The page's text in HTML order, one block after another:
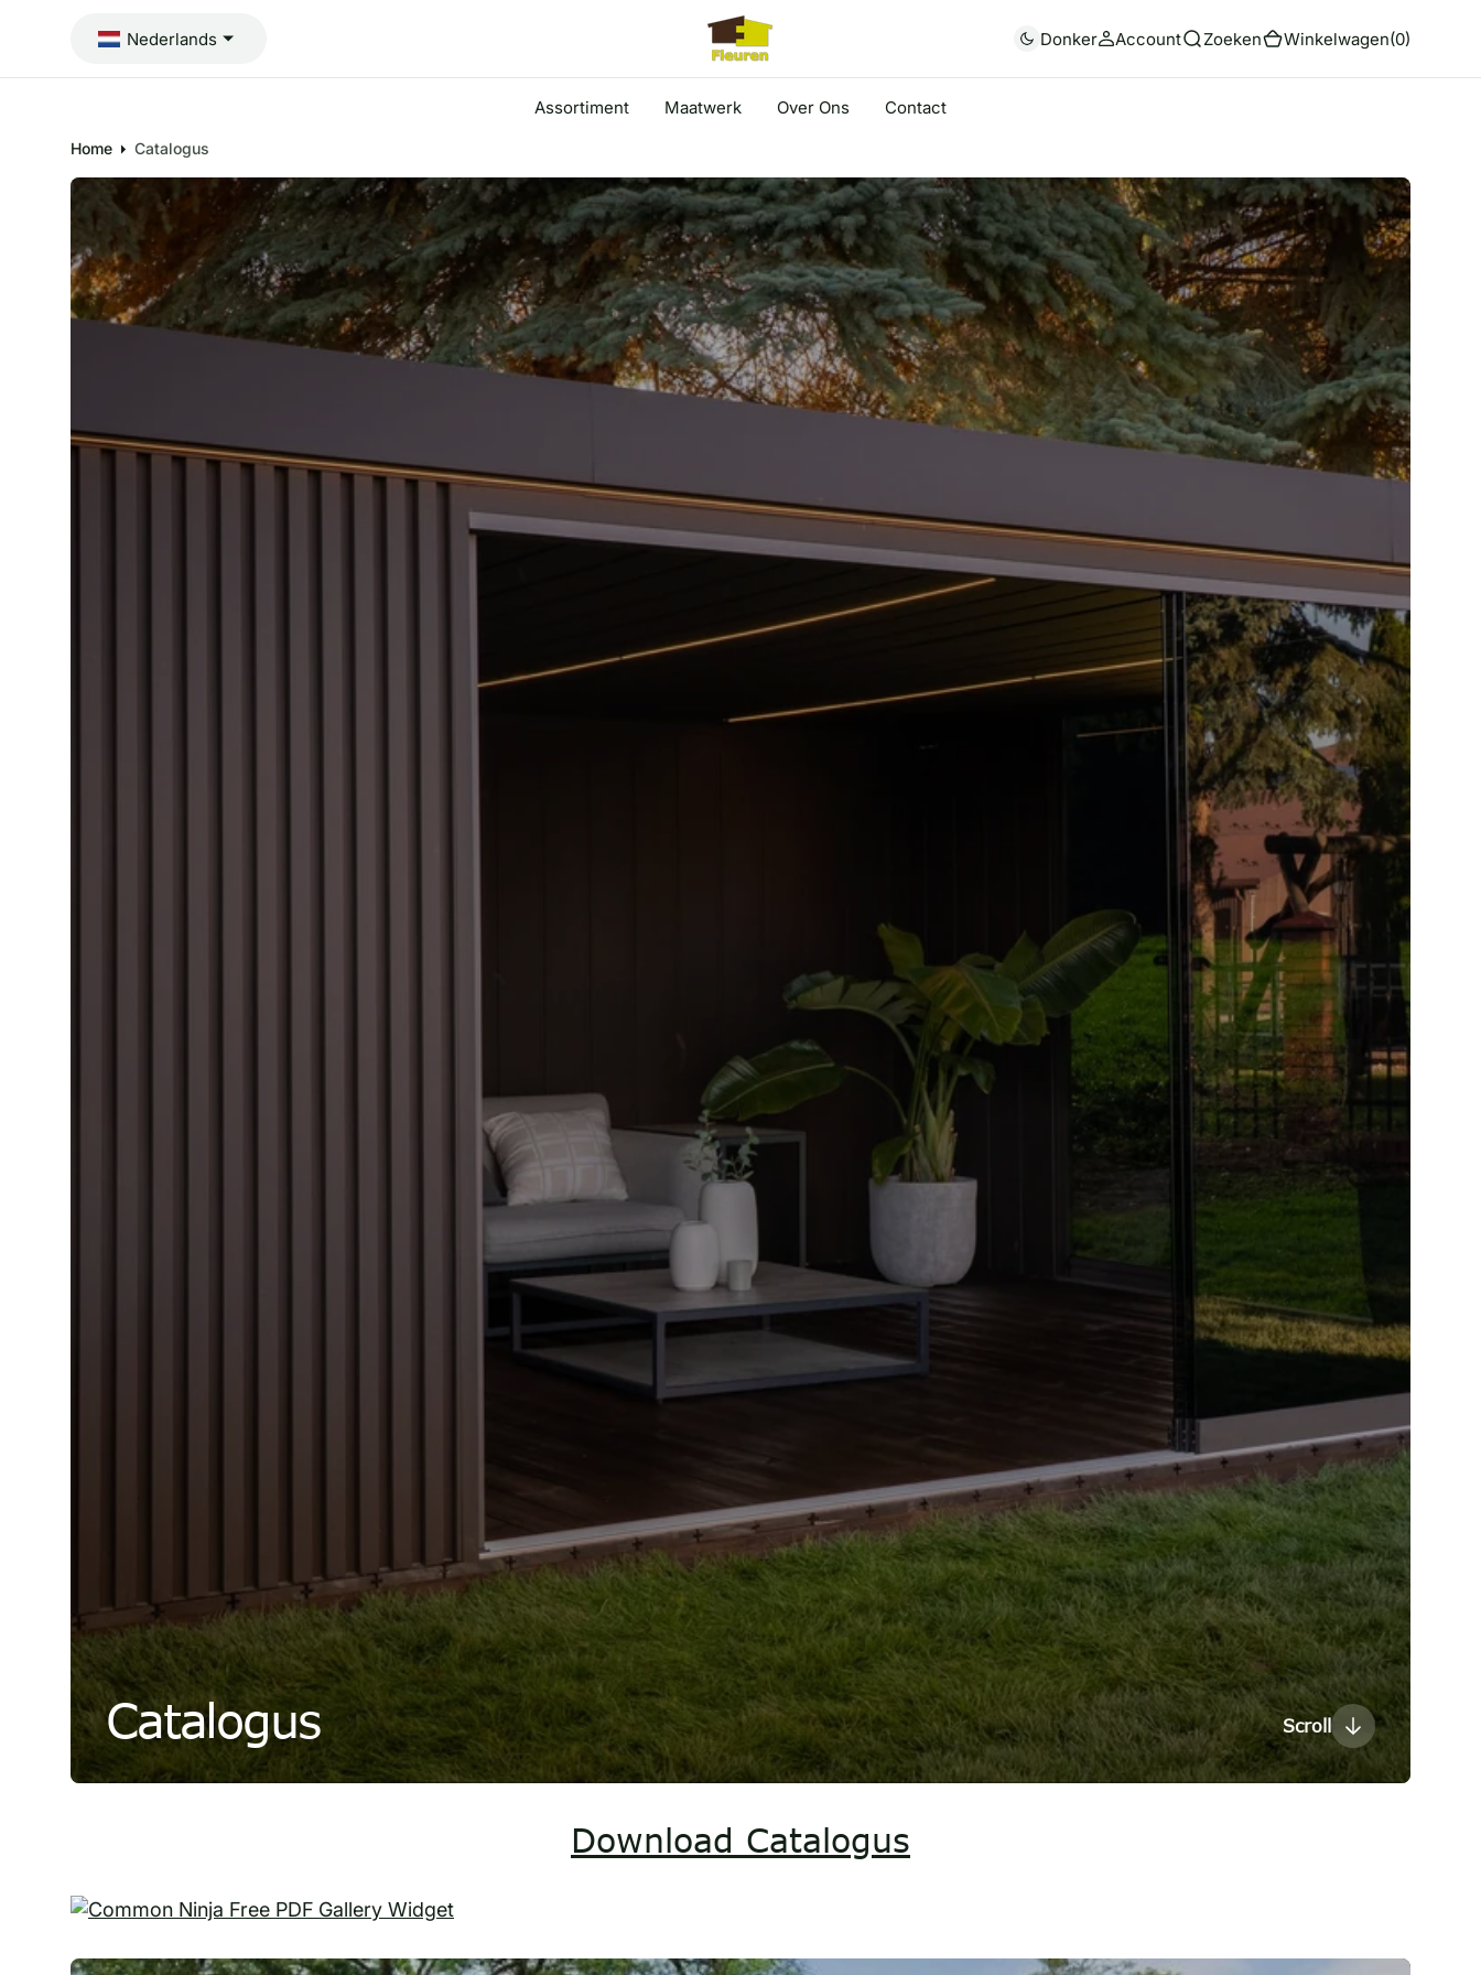
O
Nederlands Donker Account Zoeken Winkelwagen(0)
Assortiment Maatwerk Over Ons Contact
Home Catalogus
Catalogus Scroll
Download Catalogus
Free PDF Gallery Widget